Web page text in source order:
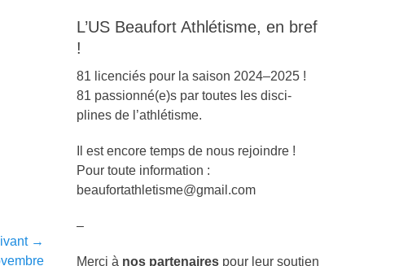
→
L’US Beaufort Athlétisme, en bref
!
81 licen­ciés pour la sai­son 2024–2025 !
81 passionné(e)s par toutes les dis­ci­
plines de l’ath­létisme.
Il est encore temps de nous rejoin­dre !
Pour toute infor­ma­tion :
beaufortathletisme@gmail.com
–
Mer­ci à nos parte­naires pour leur sou­tien